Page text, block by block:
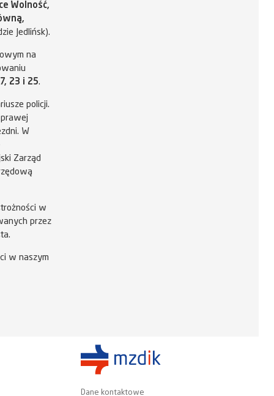
Wolność,
Jedlińsk).
na
23 i 25.
policji.
W
Zarząd
w
przez
w naszym
Dane kontaktowe